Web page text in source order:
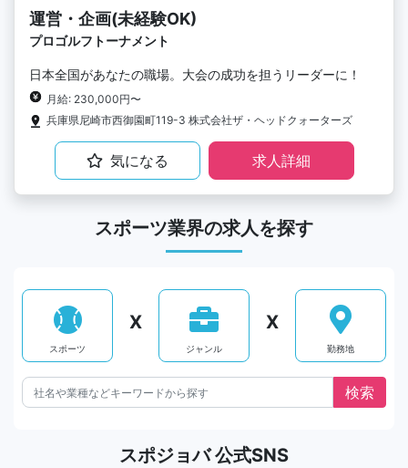
運営・企画(未経験OK)
プロゴルフトーナメント
日本全国があなたの職場。大会の成功を担うリーダーに！
月給: 230,000円〜
兵庫県尼崎市西御園町119-3 株式会社ザ・ヘッドクォーターズ
気になる 求人詳細
スポーツ業界の求人を探す
スポーツ
X
ジャンル
X
勤務地
スポジョバ 公式SNS